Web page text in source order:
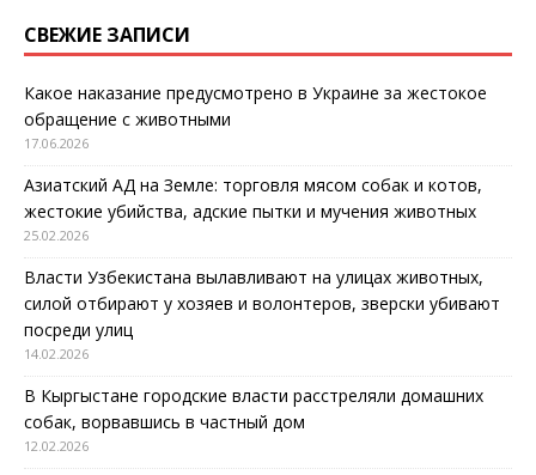
СВЕЖИЕ ЗАПИСИ
Какое наказание предусмотрено в Украине за жестокое
обращение с животными
17.06.2026
Азиатский АД на Земле: торговля мясом собак и котов,
жестокие убийства, адские пытки и мучения животных
25.02.2026
Власти Узбекистана вылавливают на улицах животных,
силой отбирают у хозяев и волонтеров, зверски убивают
посреди улиц
14.02.2026
В Кыргыстане городские власти расстреляли домашних
собак, ворвавшись в частный дом
12.02.2026